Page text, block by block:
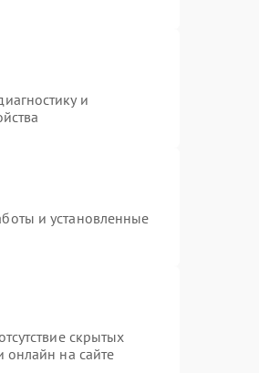
и
и установленные
скрытых
онлайн на сайте